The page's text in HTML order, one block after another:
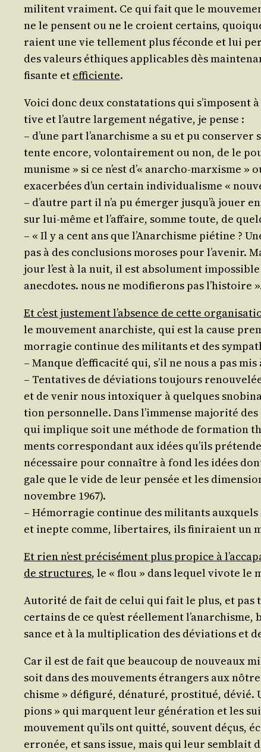
militent vrai­ment. Ce qui fait que le
ne le pensent ou ne le croient cer­tains,
raient une vie tel­le­ment plus féconde et lui
des valeurs éthiques appli­cables dès
fi­sante et effi­ciente.
Voi­ci donc deux consta­ta­tions qui s’im­posent
tive et l’autre lar­ge­ment néga­tive, je pense :
– d’une part l’a­nar­chisme a su et pu
tente encore, volon­tai­re­ment ou non, de le
mu­nisme » si ce n’est d’« anar­cho-
exa­cer­bées d’un cer­tain indi­vi­dua­lisme «
– d’autre part il n’a pu émer­ger jus­qu’à
sur lui-même et l’af­faire, somme toute, de
– « Il y a cent ans que l’A­nar­chisme pié­tine ?
pas à des conclu­sions moroses pour l’a­ve­nir.
jour l’est à la nuit, il est abso­lu­ment
anec­dotes. nous ne modi­fie­rons pas l’his­toire
Et c’est jus­te­ment l’ab­sence de cette
le mou­ve­ment anar­chiste, qui est la cause
mor­ra­gie conti­nue des mili­tants et des
– Manque d’ef­fi­ca­ci­té qui, s’il ne nous a pas
– Ten­ta­tives de dévia­tions tou­jours
et de venir nous intoxi­quer à quelques
tion per­son­nelle. Dans l’im­mense majo­ri­té
qui implique soit une méthode de for­ma­tion
ments cor­res­pon­dant aux idées qu’ils
néces­saire pour connaître à fond les idées
gale que le vide de leur pen­sée et les
novembre 1967).
– Hémor­ra­gie conti­nue des mili­tants
et inepte comme, liber­taires, ils fini­raient un
Et rien n’est pré­ci­sé­ment plus pro­pice à
de struc­tures, le « flou » dans lequel vivote le
Auto­ri­té de fait de celui qui fait le plus, et
cer­tains de ce qu’est réel­le­ment
sance et à la mul­ti­pli­ca­tion des dévia­tions et
Car il est de fait que beau­coup de nou­veaux
soit dans des mou­ve­ments étran­gers aux
chisme » défi­gu­ré, déna­tu­ré, pros­ti­tué, dévié.
pions » qui marquent leur géné­ra­tion et les
mou­ve­ment qu’ils ont quit­té, sou­vent déçus,
erro­née, et sans issue, mais qui leur sem­blait